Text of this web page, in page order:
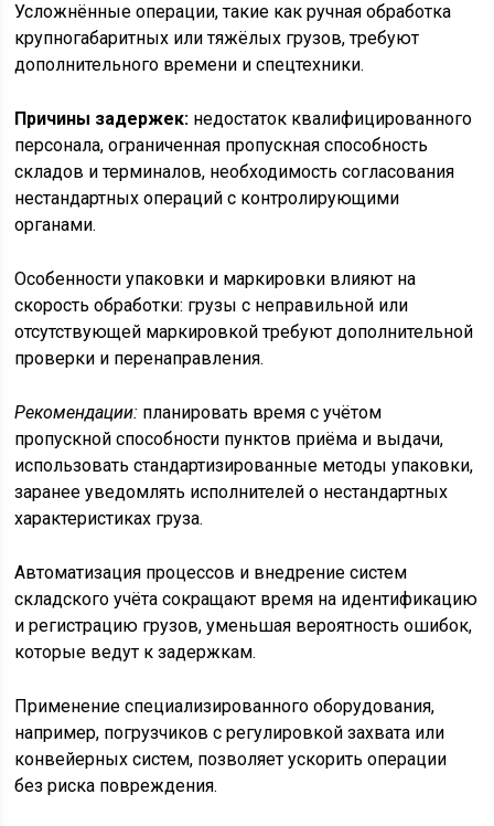
Усложнённые операции, такие как ручная обработка
крупногабаритных или тяжёлых грузов, требуют
дополнительного времени и спецтехники.
Причины задержек: недостаток квалифицированного
персонала, ограниченная пропускная способность
складов и терминалов, необходимость согласования
нестандартных операций с контролирующими
органами.
Особенности упаковки и маркировки влияют на
скорость обработки: грузы с неправильной или
отсутствующей маркировкой требуют дополнительной
проверки и перенаправления.
Рекомендации: планировать время с учётом
пропускной способности пунктов приёма и выдачи,
использовать стандартизированные методы упаковки,
заранее уведомлять исполнителей о нестандартных
характеристиках груза.
Автоматизация процессов и внедрение систем
складского учёта сокращают время на идентификацию
и регистрацию грузов, уменьшая вероятность ошибок,
которые ведут к задержкам.
Применение специализированного оборудования,
например, погрузчиков с регулировкой захвата или
конвейерных систем, позволяет ускорить операции
без риска повреждения.